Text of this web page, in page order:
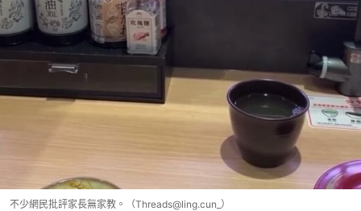
不少網民批評家長無家教。（Threads@ling.cun_）